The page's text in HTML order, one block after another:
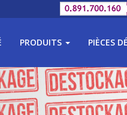
PRODUITS PIÈCES